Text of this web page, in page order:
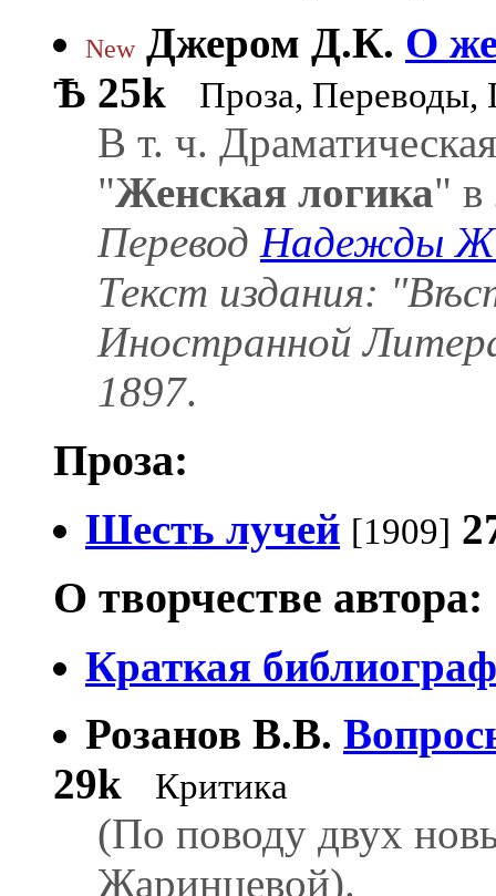
New Джером Д.К. О
Ѣ 25k Проза, Переводы,
В т. ч.
"Женская логика" в
Перевод Надежды
Текст издания:
Иностранной
1897.
Проза:
Шесть лучей [1909]
О творчестве автора:
Краткая
Розанов В.В.
29k
Критика
(По поводу двух
Жаринцевой).